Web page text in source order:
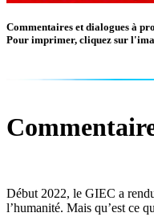
Commentaires et dialogues à
Pour imprimer, cliquez sur
Début 2022, le GIEC a
l’humanité. Mais qu’est ce